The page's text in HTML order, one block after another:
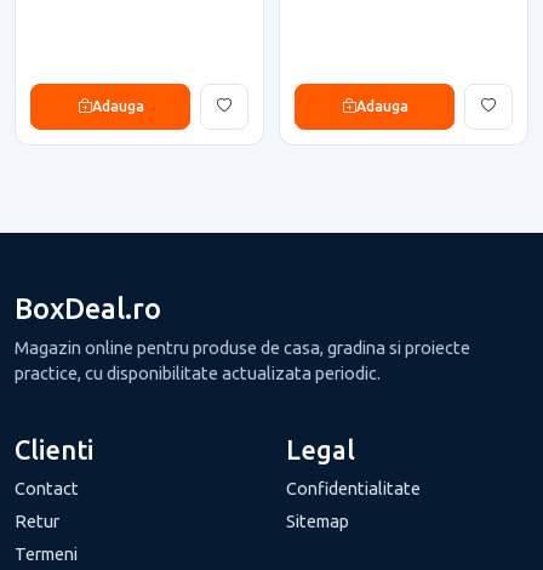
Adauga Adauga
BoxDeal.ro
Magazin online pentru produse de casa, gradina si proiecte
practice, cu disponibilitate actualizata periodic.
Clienti
Contact
Retur
Termeni
Legal
Confidentialitate
Sitemap